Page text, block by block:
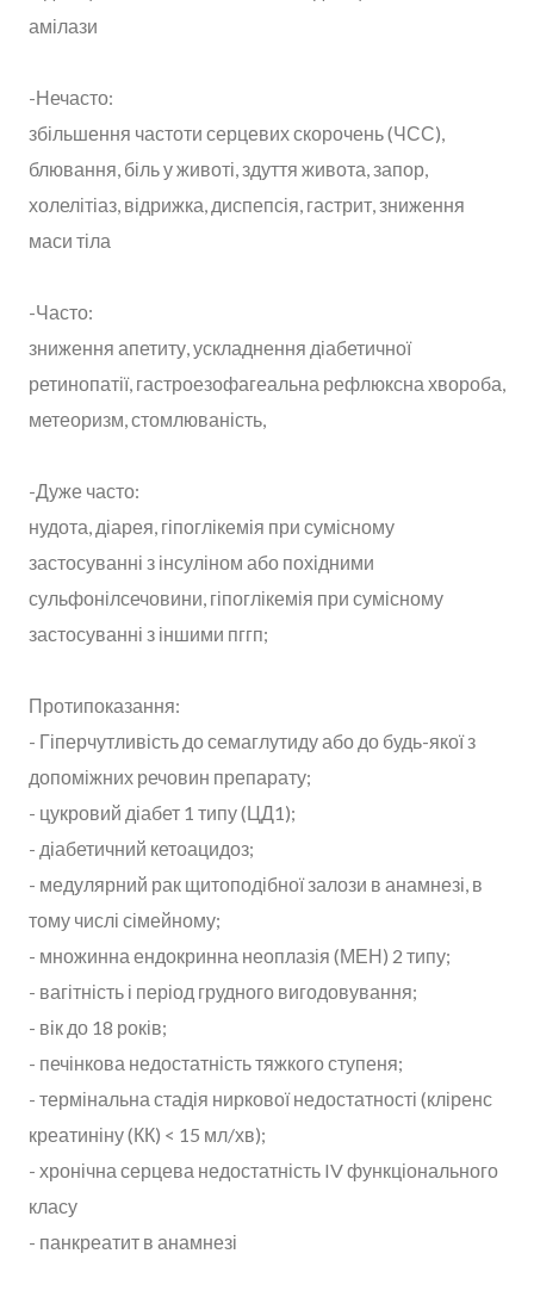
амілази
-Нечасто:
збільшення частоти серцевих скорочень (ЧСС),
блювання, біль у животі, здуття живота, запор,
холелітіаз, відрижка, диспепсія, гастрит, зниження
маси тіла
-Часто:
зниження апетиту, ускладнення діабетичної
ретинопатії, гастроезофагеальна рефлюксна хвороба,
метеоризм, стомлюваність,
-Дуже часто:
нудота, діарея, гіпоглікемія при сумісному
застосуванні з інсуліном або похідними
сульфонілсечовини, гіпоглікемія при сумісному
застосуванні з іншими пггп;
Протипоказання:
- Гіперчутливість до семаглутиду або до будь-якої з
допоміжних речовин препарату;
- цукровий діабет 1 типу (ЦД1);
- діабетичний кетоацидоз;
- медулярний рак щитоподібної залози в анамнезі, в
тому числі сімейному;
- множинна ендокринна неоплазія (МЕН) 2 типу;
- вагітність і період грудного вигодовування;
- вік до 18 років;
- печінкова недостатність тяжкого ступеня;
- термінальна стадія ниркової недостатності (кліренс
креатиніну (КК) < 15 мл/хв);
- хронічна серцева недостатність IV функціонального
класу
- панкреатит в анамнезі